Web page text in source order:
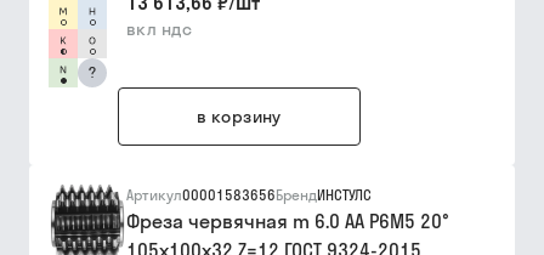
?
вкл ндс
в корзину
Артикул00001583656БрендИНСТУЛС
Фреза червячная m 6.0 АА Р6М5 20°
105х100х32 Z=12 ГОСТ 9324-2015